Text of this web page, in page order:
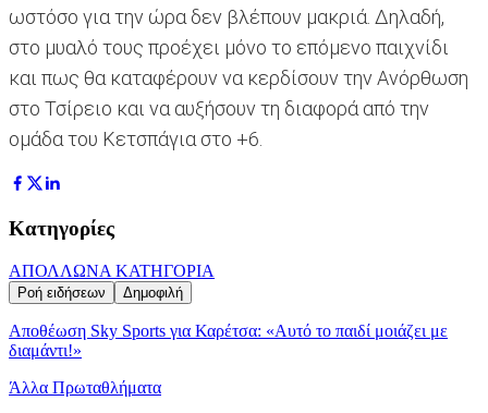
ωστόσο για την ώρα δεν βλέπουν μακριά. Δηλαδή,
στο μυαλό τους προέχει μόνο το επόμενο παιχνίδι
και πως θα καταφέρουν να κερδίσουν την Ανόρθωση
στο Τσίρειο και να αυξήσουν τη διαφορά από την
ομάδα του Κετσπάγια στο +6.
Κατηγορίες
ΑΠΟΛΛΩΝΑ ΚΑΤΗΓΟΡΙΑ
Ροή ειδήσεων Δημοφιλή
Αποθέωση Sky Sports για Καρέτσα: «Αυτό το παιδί μοιάζει με
διαμάντι!»
Άλλα Πρωταθλήματα